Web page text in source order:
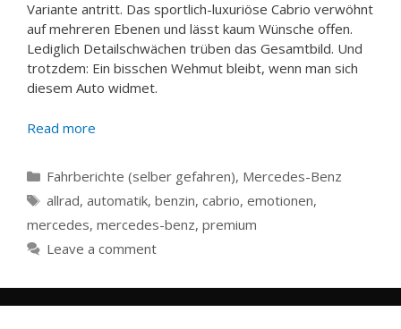
Variante antritt. Das sportlich-luxuriöse Cabrio verwöhnt
auf mehreren Ebenen und lässt kaum Wünsche offen.
Lediglich Detailschwächen trüben das Gesamtbild. Und
trotzdem: Ein bisschen Wehmut bleibt, wenn man sich
diesem Auto widmet.
Read more
Categories
Fahrberichte (selber gefahren), Mercedes-Benz
Tags
allrad, automatik, benzin, cabrio, emotionen,
mercedes, mercedes-benz, premium
Leave a comment